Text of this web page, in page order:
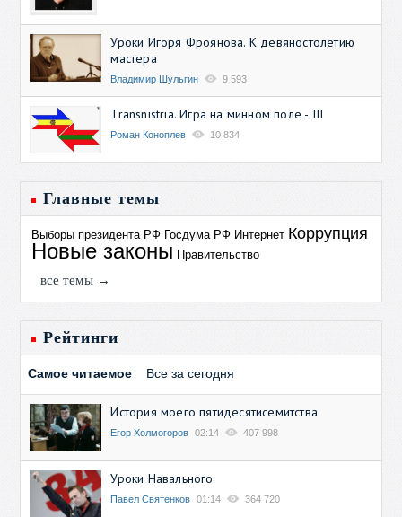
Уроки Игоря Фроянова. К девяностолетию
мастера
Владимир Шульгин 9 593
Transnistria. Игра на минном поле - III
Роман Коноплев 10 834
Главные темы
Выборы президента РФ Госдума РФ Интернет Коррупция
Новые законы Правительство
все темы →
Рейтинги
Самое читаемое Все за сегодня
История моего пятидесятисемитства
Егор Холмогоров 02:14 407 998
Уроки Навального
Павел Святенков 01:14 364 720